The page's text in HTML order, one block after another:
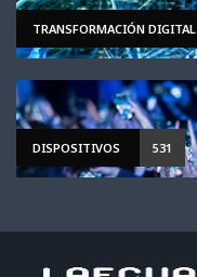
TRANSFORMACIÓN DIGITAL
DISPOSITIVOS 531